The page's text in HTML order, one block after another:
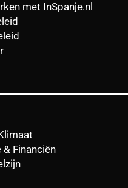
met InSpanje.nl
Financiën